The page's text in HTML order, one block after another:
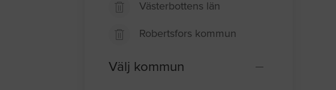
Västerbottens län
Robertsfors kommun
Välj kommun